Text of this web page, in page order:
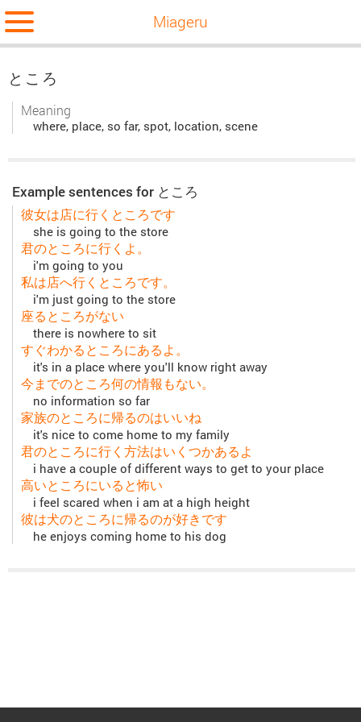
Miageru
ところ
Meaning
where, place, so far, spot, location, scene
Example sentences for ところ
彼女は店に行くところです
she is going to the store
君のところに行くよ。
i'm going to you
私は店へ行くところです。
i'm just going to the store
座るところがない
there is nowhere to sit
すぐわかるところにあるよ。
it's in a place where you'll know right away
今までのところ何の情報もない。
no information so far
家族のところに帰るのはいいね
it's nice to come home to my family
君のところに行く方法はいくつかあるよ
i have a couple of different ways to get to your place
高いところにいると怖い
i feel scared when i am at a high height
彼は犬のところに帰るのが好きです
he enjoys coming home to his dog